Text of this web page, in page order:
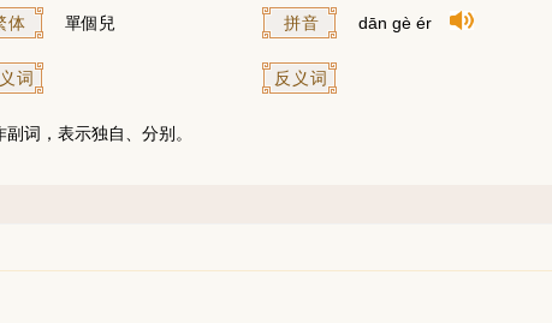
体 單個兒 拼音 dān gè ér
词 反义词
词，表示独自、分别。